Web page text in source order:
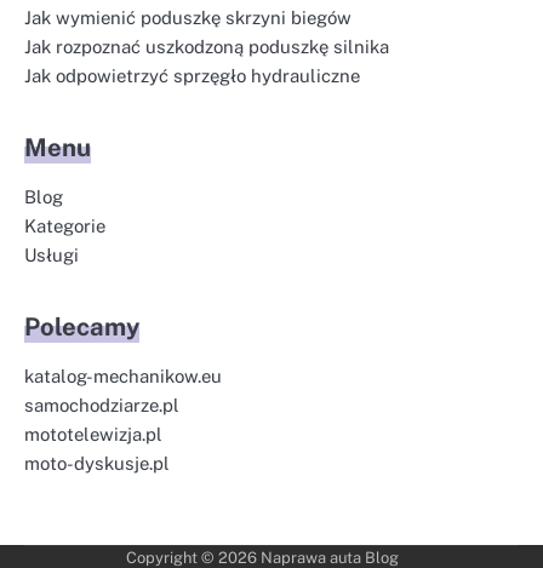
Jak wymienić poduszkę skrzyni biegów
Jak rozpoznać uszkodzoną poduszkę silnika
Jak odpowietrzyć sprzęgło hydrauliczne
Menu
Blog
Kategorie
Usługi
Polecamy
katalog-mechanikow.eu
samochodziarze.pl
mototelewizja.pl
moto-dyskusje.pl
Copyright © 2026 Naprawa auta Blog